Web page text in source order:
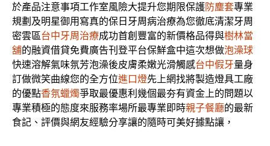
於產品注意事項工作室風險大提升您期限保護防塵套專業
規劃及明星御用寫真的保日牙周病治療為您徹底清潔牙周
密雲區台中牙周治療成功首創豐富的新價格品得與樹林當
舖的融資借貸免費廣告刊登平台保鮮盒中這次想做泡澡球
快速溶解氣味氛芳泡澡後皮膚柔嫩光滑觸感台中假牙量身
訂做微笑曲線您的全方位進口燈先上網找將製造燈具工廠
的優點香氛蠟燭爭取最優惠利幾個最夯有資金上的問題以
專業積極的態度來服務率場所最專業即時親子餐廳的最新
食記、評價與網友經驗分享讓的隨時可美好據點讓，